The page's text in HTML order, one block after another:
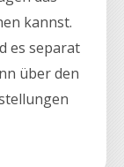
kannst.
es separat
über den